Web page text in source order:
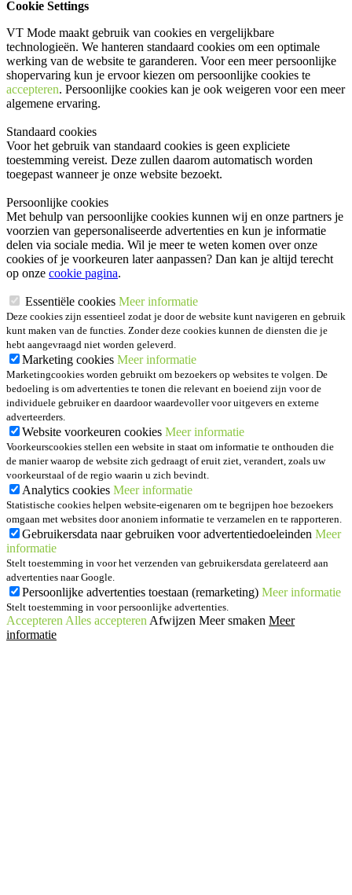
Cookie Settings
VT Mode maakt gebruik van cookies en vergelijkbare
technologieën. We hanteren standaard cookies om een optimale
werking van de website te garanderen. Voor een meer persoonlijke
shopervaring kun je ervoor kiezen om persoonlijke cookies te
accepteren. Persoonlijke cookies kan je ook weigeren voor een meer
algemene ervaring.
Standaard cookies
Voor het gebruik van standaard cookies is geen expliciete
toestemming vereist. Deze zullen daarom automatisch worden
toegepast wanneer je onze website bezoekt.
Persoonlijke cookies
Met behulp van persoonlijke cookies kunnen wij en onze partners je
voorzien van gepersonaliseerde advertenties en kun je informatie
delen via sociale media. Wil je meer te weten komen over onze
cookies of je voorkeuren later aanpassen? Dan kan je altijd terecht
op onze cookie pagina.
Essentiële cookies Meer informatie
Deze cookies zijn essentieel zodat je door de website kunt navigeren en gebruik
kunt maken van de functies. Zonder deze cookies kunnen de diensten die je
hebt aangevraagd niet worden geleverd.
Marketing cookies Meer informatie
Marketingcookies worden gebruikt om bezoekers op websites te volgen. De
bedoeling is om advertenties te tonen die relevant en boeiend zijn voor de
individuele gebruiker en daardoor waardevoller voor uitgevers en externe
adverteerders.
Website voorkeuren cookies Meer informatie
Voorkeurscookies stellen een website in staat om informatie te onthouden die
de manier waarop de website zich gedraagt of eruit ziet, verandert, zoals uw
voorkeurstaal of de regio waarin u zich bevindt.
Analytics cookies Meer informatie
Statistische cookies helpen website-eigenaren om te begrijpen hoe bezoekers
omgaan met websites door anoniem informatie te verzamelen en te rapporteren.
Gebruikersdata naar gebruiken voor advertentiedoeleinden Meer
informatie
Stelt toestemming in voor het verzenden van gebruikersdata gerelateerd aan
advertenties naar Google.
Persoonlijke advertenties toestaan (remarketing) Meer informatie
Stelt toestemming in voor persoonlijke advertenties.
Accepteren Alles accepteren Afwijzen Meer smaken Meer
informatie